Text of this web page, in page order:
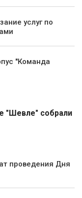
услуг по
"Команда
"Шевле" собрали
проведения Дня